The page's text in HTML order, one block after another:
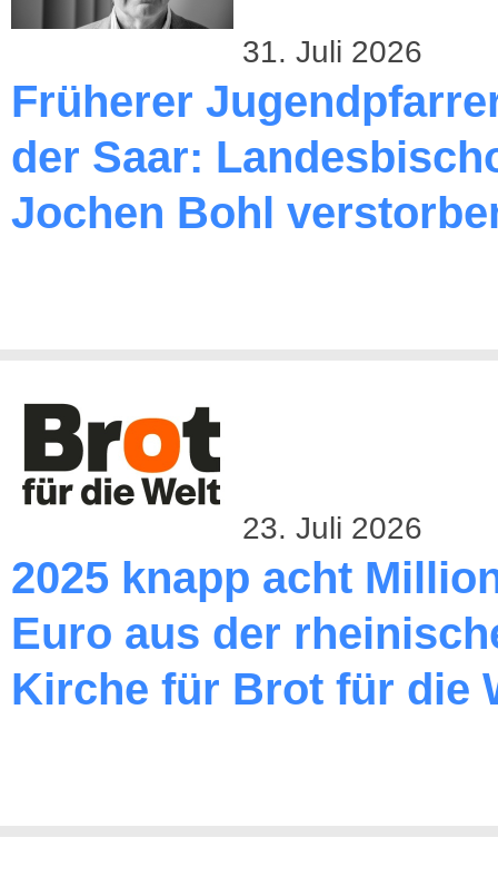
31. Juli 2026
Früherer
der Saar:
Jochen Bohl
23. Juli 2026
2025 knapp acht
Euro aus der
Kirche für Brot für die